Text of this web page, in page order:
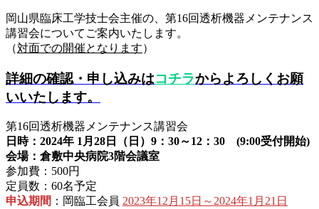
岡山県臨床工学技士会主催の、第16回透析機器メンテナンス
講習会についてご案内いたします。
（対面での開催となります）
詳細の確認・申し込みはコチラからよろしくお願
いいたします。
第16回透析機器メンテナンス講習会
日時：2024年 1月28日（日）9：30～12：30 (9:00受付開始)
会場：倉敷中央病院3階会議室
参加費：500円
定員数：60名予定
申込期間 ：岡臨工会員 2023年12月15日～2024年1月21日